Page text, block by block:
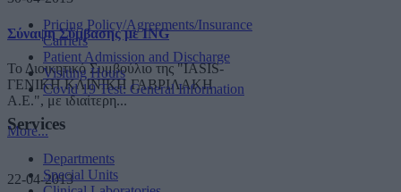
Σύναψη Σύμβασης με ING
Το Διοικητικό Συμβούλιο της "IASIS-
ΓΕΝΙΚΗ ΚΛΙΝΙΚΗ ΓΑΒΡΙΛΑΚΗ
A.E.", με ιδιαίτερη...
More...
22-04-2013
Pricing Policy/Agreements/Insurance
Carriers
Patient Admission and Discharge
Visiting Hours
Covid 19 Test: General Information
Services
Departments
Special Units